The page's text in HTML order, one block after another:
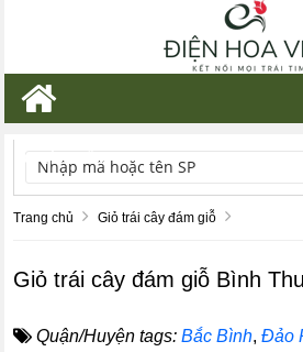
TÌM KIẾM
Trang chủ Giỏ trái cây đám giỗ
Giỏ trái cây đám giỗ Bình
Quận/Huyện tags: Bắc Bình,Đảo